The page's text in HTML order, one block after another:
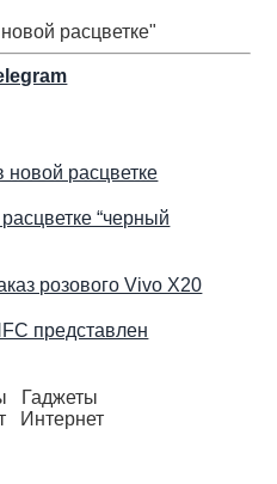
расцветке"
новой расцветке
“черный
розового Vivo X20
представлен
Гаджеты
Интернет